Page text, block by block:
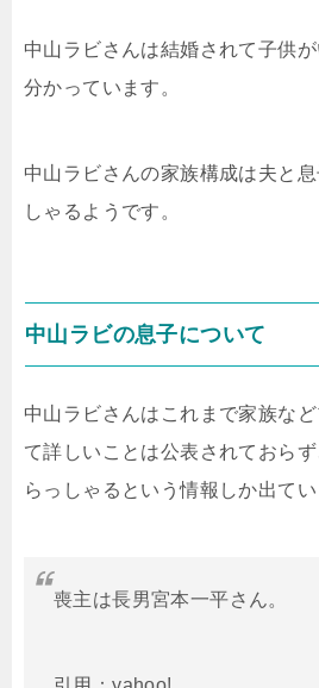
中山ラビさんは結婚されて子供
分かっています。
中山ラビさんの家族構成は夫と
しゃるようです。
中山ラビの息子について
中山ラビさんはこれまで家族な
て詳しいことは公表されておら
らっしゃるという情報しか出てい
喪主は長男宮本一平さん。